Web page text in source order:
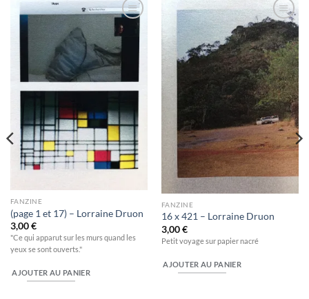
Ajouter
à la
wishlist
FANZINE
(page 1 et 17) – Lorraine Druon
3,00€
"Ce qui apparut sur les murs quand les
yeux se sont ouverts."
AJOUTER AU PANIER
Ajouter
à la
wishlist
FANZINE
16 x 421 – Lorraine Druon
3,00€
Petit voyage sur papier nacré
AJOUTER AU PANIER